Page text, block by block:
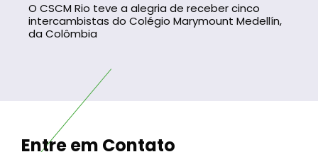
O CSCM Rio teve a alegria de receber cinco
intercambistas do Colégio Marymount Medellín,
da Colômbia
Entre em Contato